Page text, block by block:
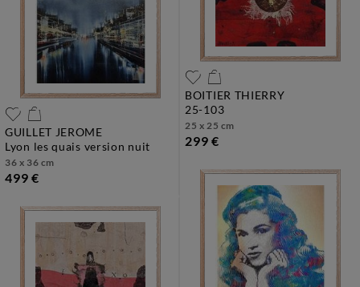
GUILLET JEROME
lyon les quais version nuit
36 x 36 cm
499 €
BOITIER THIERRY
25-103
25 x 25 cm
299 €